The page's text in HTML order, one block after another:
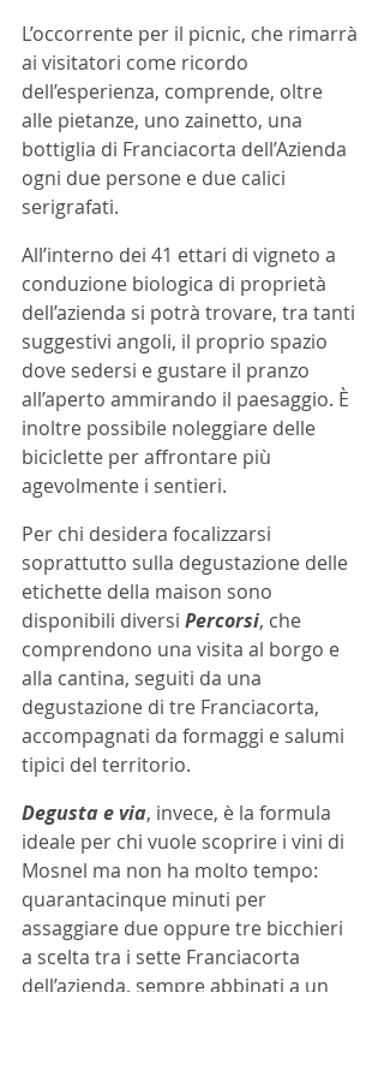
L’occorrente per il picnic, che rimarrà
ai visitatori come ricordo
dell’esperienza, comprende, oltre
alle pietanze, uno zainetto, una
bottiglia di Franciacorta dell’Azienda
ogni due persone e due calici
serigrafati.
All’interno dei 41 ettari di vigneto a
conduzione biologica di proprietà
dell’azienda si potrà trovare, tra tanti
suggestivi angoli, il proprio spazio
dove sedersi e gustare il pranzo
all’aperto ammirando il paesaggio. È
inoltre possibile noleggiare delle
biciclette per affrontare più
agevolmente i sentieri.
Per chi desidera focalizzarsi
soprattutto sulla degustazione delle
etichette della maison sono
disponibili diversi Percorsi, che
comprendono una visita al borgo e
alla cantina, seguiti da una
degustazione di tre Franciacorta,
accompagnati da formaggi e salumi
tipici del territorio.
Degusta e via, invece, è la formula
ideale per chi vuole scoprire i vini di
Mosnel ma non ha molto tempo:
quarantacinque minuti per
assaggiare due oppure tre bicchieri
a scelta tra i sette Franciacorta
dell’azienda, sempre abbinati a un